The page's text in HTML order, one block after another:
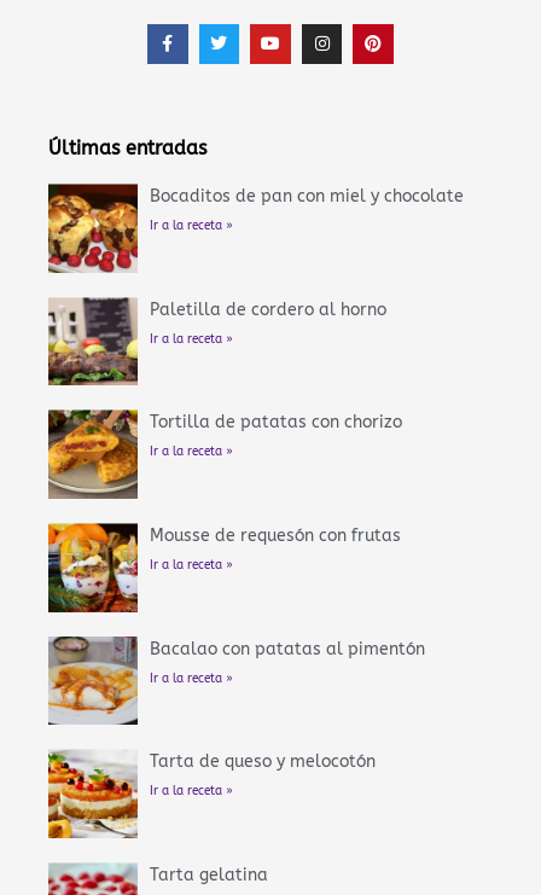
F
a
c
k
T
w
i
Y
o
u
I
n
s
P
i
n
Últimas entradas
Bocaditos de pan con miel y chocolate
Ir a la receta »
Paletilla de cordero al horno
Ir a la receta »
Tortilla de patatas con chorizo
Ir a la receta »
Mousse de requesón con frutas
Ir a la receta »
Bacalao con patatas al pimentón
Ir a la receta »
Tarta de queso y melocotón
Ir a la receta »
Tarta gelatina